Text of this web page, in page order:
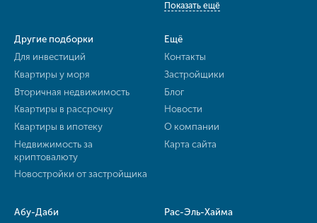
Показать ещё
Другие подборки
Для инвестиций
Квартиры у моря
Вторичная недвижимость
Квартиры в рассрочку
Квартиры в ипотеку
Недвижимость за
криптовалюту
Новостройки от застройщика
Ещё
Контакты
Застройщики
Блог
Новости
О компании
Карта сайта
Абу-Даби
Рас-Эль-Хайма